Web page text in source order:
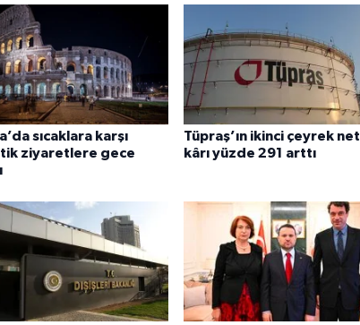
sıcaklara karşı
ziyaretlere gece
Tüpraş’ın ikinci çeyrek net
kârı yüzde 291 arttı